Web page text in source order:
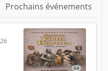
Prochains événements